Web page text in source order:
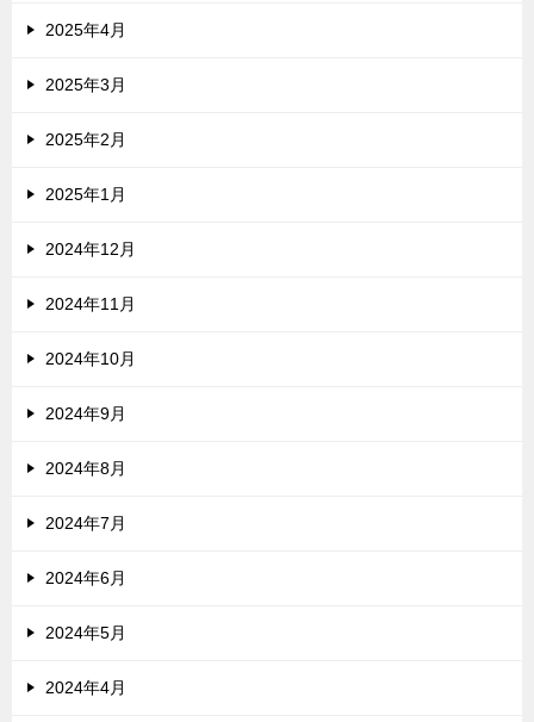
2025年4月
2025年3月
2025年2月
2025年1月
2024年12月
2024年11月
2024年10月
2024年9月
2024年8月
2024年7月
2024年6月
2024年5月
2024年4月